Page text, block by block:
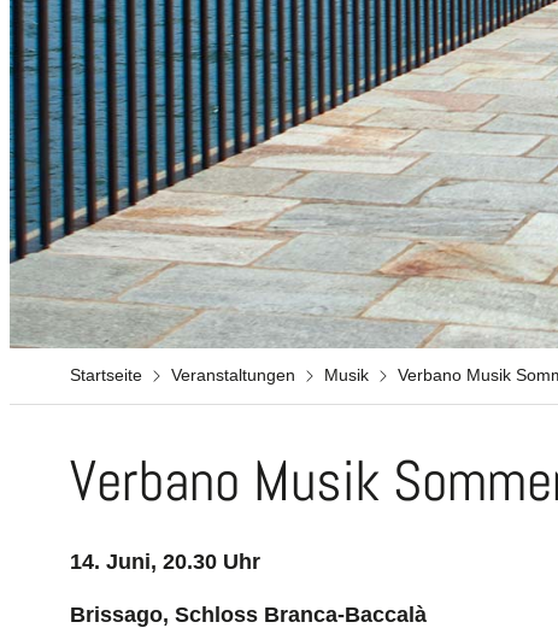
Startseite Veranstaltungen Musik Verbano Musik
Verbano Musik
14. Juni, 20.30 Uhr
Brissago, Schloss Branca-Baccalà